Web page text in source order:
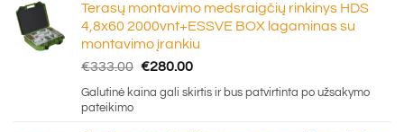
Terasų montavimo medsraigčių rinkinys HDS
4,8x60 2000vnt+ESSVE BOX lagaminas su
montavimo įrankiu
€333.00 Original
price
was:
€280.00Current
price
Galutinė kaina gali skirtis ir bus patvirtinta po užsakymo
pateikimo